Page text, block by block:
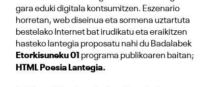
gara eduki digitala kontsumitzen. Eszenario
horretan, web diseinua eta sormena uztartuta
bestelako Internet bat irudikatu eta eraikitzen
hasteko lantegia proposatu nahi du Badalabek
Etorkisuneku 01 programa publikoaren baitan;
HTML Poesia Lantegia.